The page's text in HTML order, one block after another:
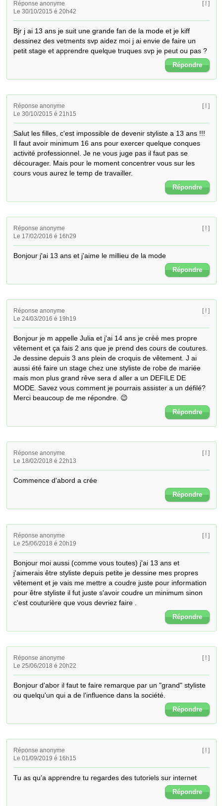
Réponse anonyme
Le 30/10/2015 é 20h42
[ ! ]
Bjr j ai 13 ans je suit une grande fan de la mode et je kiff
dessinez des vetments svp aidez moi j ai envie de faire un
petit stage et apprendre quelque truques svp je peut ou pas ?
Répondre
Réponse anonyme
Le 30/10/2015 é 21h15
[ ! ]
Salut les filles, c'est impossible de devenir styliste a 13 ans !!!
Il faut avoir minimum 16 ans pour exercer quelque conques
activité professionnel. Je ne vous juge pas il faut pas se
décourager. Mais pour le moment concentrer vous sur les
cours vous aurez le temp de travailler.
Répondre
Réponse anonyme
Le 17/02/2016 é 16h29
[ ! ]
Bonjour j'ai 13 ans et j'aime le millieu de la mode
Répondre
Réponse anonyme
Le 24/03/2016 é 19h19
[ ! ]
Bonjour je m appelle Julia et j'ai 14 ans je créé mes propre
vêtement et ça fais 2 ans que je prend des cours de coutures.
Je dessine depuis 3 ans plein de croquis de vêtement. J ai
aussi été faire un stage chez une styliste de robe de mariée
mais mon plus grand rêve sera d aller a un DEFILE DE
MODE. Savez vous comment je pourrais assister a un défilé?
Merci beaucoup de me répondre. 😉
Répondre
Réponse anonyme
Le 18/02/2018 é 22h13
[ ! ]
Commence d'abord a crée
Répondre
Réponse anonyme
Le 25/06/2018 é 20h19
[ ! ]
Bonjour moi aussi (comme vous toutes) j'ai 13 ans et
j'aimerais être styliste depuis petite je dessine mes propres
vêtement et je vais me mettre a coudre juste pour information
pour être styliste il fut juste s'avoir coudre un minimum sinon
c'est couturière que vous devriez faire .
Répondre
Réponse anonyme
Le 25/06/2018 é 20h22
[ ! ]
Bonjour d'abor il faut te faire remarque par un "grand" styliste
ou quelqu'un qui a de l'influence dans la société.
Répondre
Réponse anonyme
Le 01/09/2019 é 16h15
[ ! ]
Tu as qu’a apprendre tu regardes des tutoriels sur internet
Répondre